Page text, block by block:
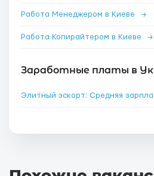
Работа Менеджером в Киеве →
Работа Копирайтером в Киеве →
Заработные платы в
Элитный эскорт: Средняя